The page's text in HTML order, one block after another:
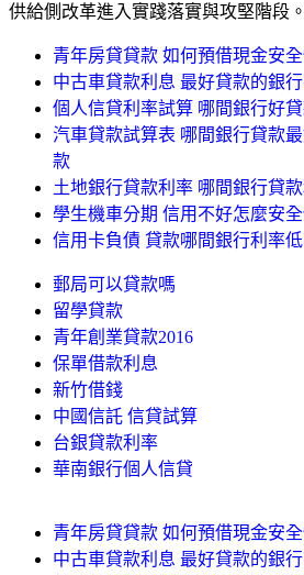
供給側改革進入實踐落實與攻堅階段。
青年房貸貸款 如何預借現金安
中古車貸款利息 最好貸款的銀
個人信貸利率試算 哪間銀行好
汽車貸款試算表 哪間銀行貸款
款
土地銀行貸款利率 哪間銀行貸
學生機車分期 信用不好怎麼安
信用卡負債 貸款哪間銀行利率
郵局可以貸款嗎
留學貸款
青年創業貸款2016
保單借款利息
新竹借錢
中國信託 信貸試算
台銀貸款利率
華南銀行個人信貸
青年房貸貸款 如何預借現金安
中古車貸款利息 最好貸款的銀